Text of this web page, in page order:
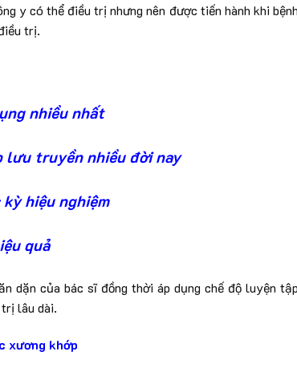
y có thể điều trị nhưng nên được tiến hành khi bệnh
trị.
nhiều nhất
lưu truyền nhiều đời nay
hiệu nghiệm
quả
dặn của bác sĩ đồng thời áp dụng chế độ luyện tập
lâu dài.
xương khớp